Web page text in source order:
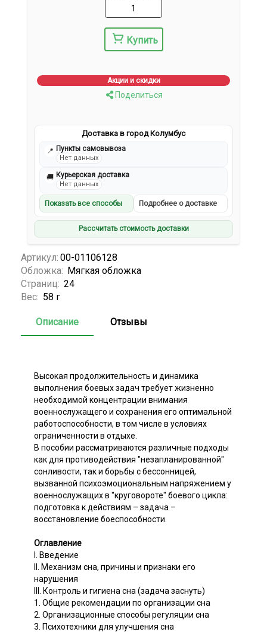
Купить
Акции и скидки
Поделиться
Доставка в город Колумбус
📍 Пункты самовывоза
Нет данных
🚚 Курьерская доставка
Нет данных
Показать все способы Подробнее о доставке
Рассчитать стоимость доставки
Артикул: 00-01106128
Обложка: Мягкая обложка
Страниц: 24
Вес: 58 г
Описание Отзывы
Высокая продолжительность и динамика
выполнения боевых задач требует жизненно
необходимой концентрации внимания
военнослужащего и сохранения его оптимальной
работоспособности, в том числе в условиях
ограниченности в отдыхе.
В пособии рассматриваются различные подходы
как для противодействия "незапланированной"
сонливости, так и борьбы с бессонницей,
вызванной психоэмоциональным напряжением у
военнослужащих в "круговороте" боевого цикла:
подготовка к действиям – задача –
восстановление боеспособности.
Оглавление
I. Введение
II. Механизм сна, причины и признаки его
нарушения
III. Контроль и гигиена сна (задача заснуть)
1. Общие рекомендации по организации сна
2. Организационные способы регуляции сна
3. Психотехники для улучшения сна